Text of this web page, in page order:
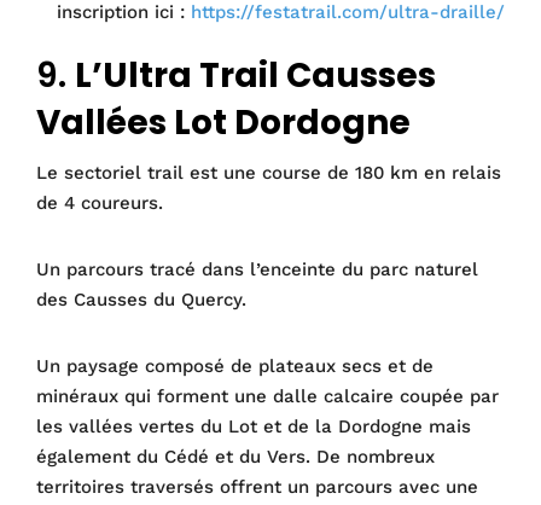
inscription ici : https://festatrail.com/ultra-draille/
9. L’Ultra Trail Causses
Vallées Lot Dordogne
Le sectoriel trail est une course de 180 km en relais
de 4 coureurs.
Un parcours tracé dans l’enceinte du parc naturel
des Causses du Quercy.
Un paysage composé de plateaux secs et de
minéraux qui forment une dalle calcaire coupée par
les vallées vertes du Lot et de la Dordogne mais
également du Cédé et du Vers. De nombreux
territoires traversés offrent un parcours avec une